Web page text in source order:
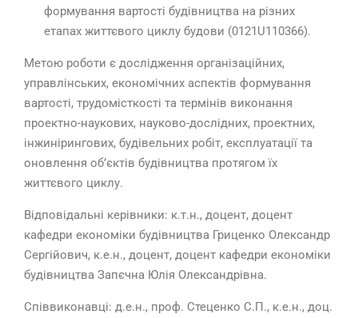
формування вартості будівництва на різних
етапах життєвого циклу будови (0121U110366).
Метою роботи є дослідження організаційних,
управлінських, економічних аспектів формування
вартості, трудомісткості та термінів виконання
проектно-наукових, науково-дослідних, проектних,
інжинірингових, будівельних робіт, експлуатації та
оновлення об’єктів будівництва протягом їх
життєвого циклу.
Відповідальні керівники: к.т.н., доцент, доцент
кафедри економіки будівництва Гриценко Олександр
Сергійович, к.е.н., доцент, доцент кафедри економіки
будівництва Запєчна Юлія Олександрівна.
Співвиконавці: д.е.н., проф. Стеценко С.П., к.е.н., доц.